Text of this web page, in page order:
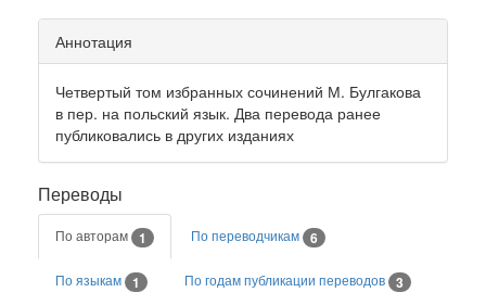
Аннотация
Четвертый том избранных сочинений М. Булгакова
в пер. на польский язык. Два перевода ранее
публиковались в других изданиях
Переводы
По авторам 1 По переводчикам 6
По языкам 1 По годам публикации переводов 3